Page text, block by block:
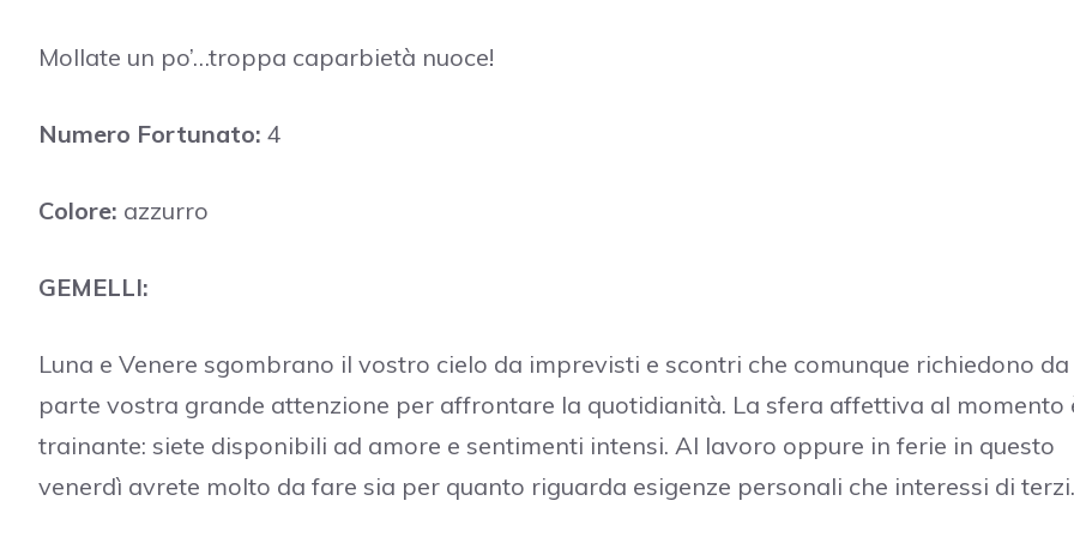
Mollate un po’…troppa caparbietà nuoce!
Numero Fortunato: 4
Colore: azzurro
GEMELLI:
Luna e Venere sgombrano il vostro cielo da imprevisti e scontri che comunque richiedono da
parte vostra grande attenzione per affrontare la quotidianità. La sfera affettiva al momento
trainante: siete disponibili ad amore e sentimenti intensi. Al lavoro oppure in ferie in questo
venerdì avrete molto da fare sia per quanto riguarda esigenze personali che interessi di terzi.